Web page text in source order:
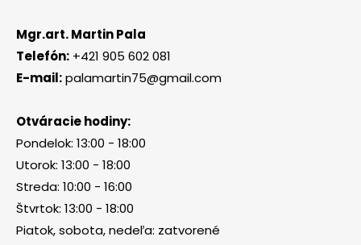
Mgr.art. Martin Pala
Telefón: +421 905 602 081
E-mail:palamartin75@gmail.com
Otváracie hodiny:
Pondelok: 13:00 - 18:00
Utorok: 13:00 - 18:00
Streda: 10:00 - 16:00
Štvrtok: 13:00 - 18:00
Piatok, sobota, nedeľa: zatvorené